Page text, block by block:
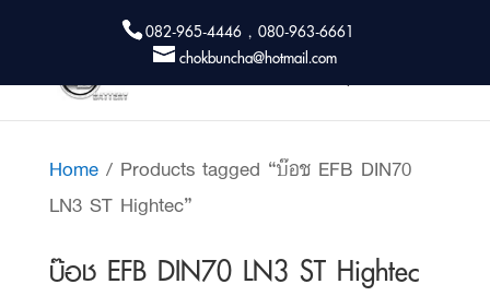
082-965-4446 , 080-963-6661
chokbuncha@hotmail.com
Home/ Products tagged “บ๊อช EFB DIN70
LN3 ST Hightec”
บ๊อช EFB DIN70 LN3 ST Hightec